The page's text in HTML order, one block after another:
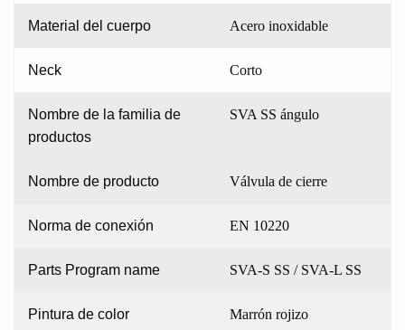
Material del cuerpo Acero inoxidable
Neck Corto
Nombre de la familia de
productos
SVA SS ángulo
Nombre de producto Válvula de cierre
Norma de conexión EN 10220
Parts Program name SVA-S SS / SVA-L SS
Pintura de color Marrón rojizo